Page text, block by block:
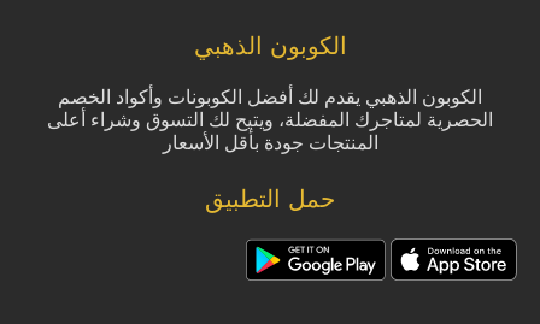
الكوبون الذهبي
الكوبون الذهبي يقدم لك أفضل الكوبونات وأكواد الخصم
الحصرية لمتاجرك المفضلة، ويتيح لك التسوق وشراء أعلى
المنتجات جودة بأقل الأسعار
حمل التطبيق